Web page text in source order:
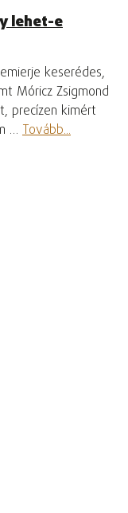
lehet-e
keserédes,
Móricz Zsigmond
precízen kimért
… Tovább...